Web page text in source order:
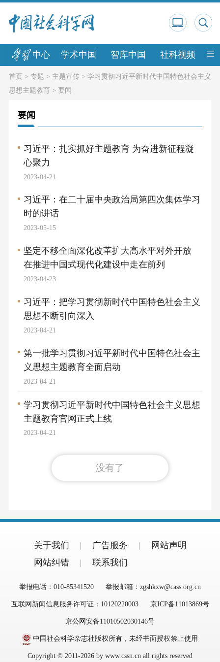
中心 学术中国 智库中国 社科视频 中
首页> 专题 > 主题宣传> 学习贯彻习近平新时代中国特色社会主义
思想主题教育> 要闻
要闻
2023-04-21
习近平：扎实抓好主题教育 为奋进新征程凝
心聚力
2023-05-15
习近平：在二十届中央政治局第四次集体学习
时的讲话
2023-04-23
坚定不移全面深化改革扩大高水平对外开放
在推进中国式现代化建设中走在前列
2023-04-21
习近平：把学习贯彻新时代中国特色社会主义
思想不断引向深入
2023-04-21
第一批学习贯彻习近平新时代中国特色社会主
义思想主题教育全面启动
2023-04-21
学习贯彻习近平新时代中国特色社会主义思想
主题教育官网正式上线
没有了
关于我们 广告服务
网站声明
网站纠错
联系我们
举报电话：010-85341520 举报邮箱：zgshkxw@cass.org.cn
互联网新闻信息服务许可证：10120220003 京ICP备11013869号
京公网安备11010502030146号
中国社会科学杂志社版权所有，未经书面授权禁止使用
Copyright © 2011-2026 by www.cssn.cn all rights reserved